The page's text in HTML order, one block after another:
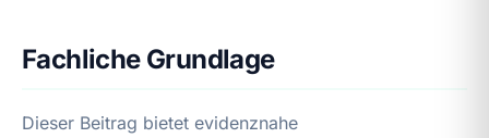
Fachliche Grundlage
Dieser Beitrag bietet evidenznahe